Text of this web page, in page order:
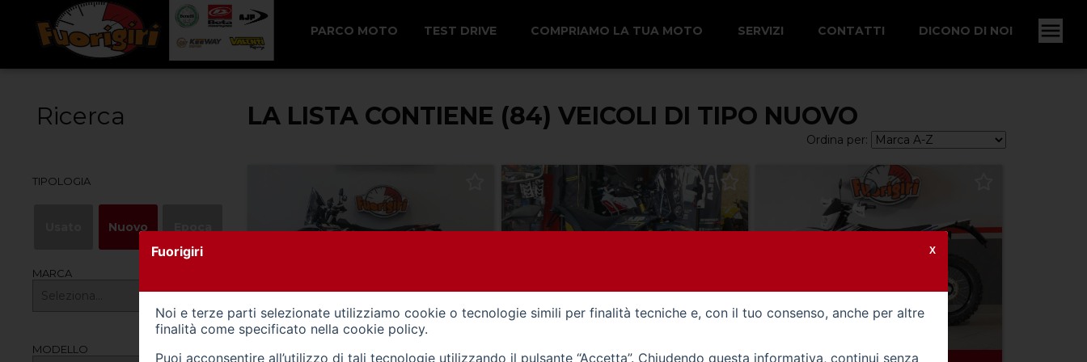
PARCO MOTO TEST DRIVE COMPRIAMO LA TUA MOTO SERVIZI CONTATTI DICONO DI NOI
Ricerca
TIPOLOGIA
Nuovo
MARCA
MODELLO
LA LISTA CONTIENE (84) VEICOLI DI TIPO NUOVO
Ordina per:
0 km
Fuorigiri
Noi e terze parti selezionate utilizziamo cookie o tecnologie simili per finalità tecniche e, con il tuo consenso, anche per altre
finalità come specificato nella cookie policy.
Puoi acconsentire all’utilizzo di tali tecnologie utilizzando il pulsante “Accetta”. Chiudendo questa informativa, continui senza
X